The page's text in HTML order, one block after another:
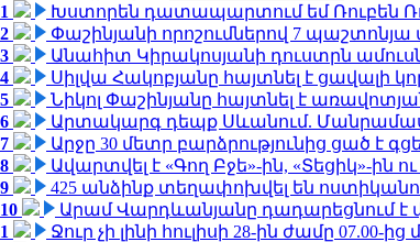
1
Խստորեն դատապարտում եմ Ռուբեն
2
Փաշինյանի որոշումներով 7
3
Անահիտ Կիրակոսյանի դուստրն
4
Սիլվա Հակոբյանը հայտնել է ցավալի
5
Նիկոլ Փաշինյանը հայտնել է
6
Արտակարգ դեպք Սևանում.
7
Արջը 30 մետր բարձրությունից ցած է
8
Ավարտվել է «Գող Բջե»-ին, «Տեցիկ»-ին
9
425 անձինք տեղափոխվել են
10
Արամ Վարդևանյանը դադարեցնում է
1
Ջուր չի լինի հուլիսի 28-ին ժամը 07.00-ից